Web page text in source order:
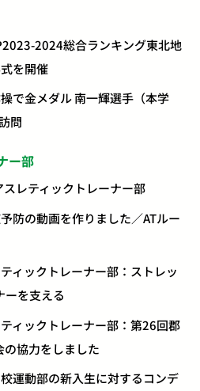
2024総合ランキング東北地
を開催
で金メダル 南一輝選手（本学
問
ー部
レティックトレーナー部
防の動画を作りました／ATルー
ィックトレーナー部：ストレッ
ーを支える
ィックトレーナー部：第26回郡
の協力をしました
運動部の新入生に対するコンデ